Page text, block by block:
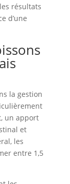
résultats
d’une
la gestion
un apport
et
les
entre 1,5